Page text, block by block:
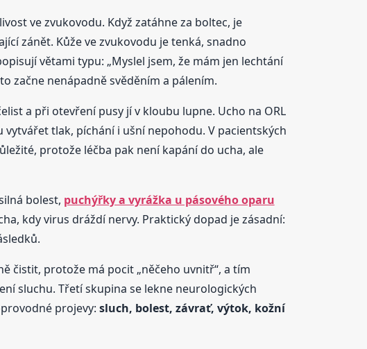
ve zvukovodu. Když zatáhne za boltec, je
zánět. Kůže ve zvukovodu je tenká, snadno
větami typu: „Myslel jsem, že mám jen lechtání
začne nenápadně svěděním a pálením.
a při otevření pusy jí v kloubu lupne. Ucho na ORL
tlak, píchání i ušní nepohodu. V pacientských
protože léčba pak není kapání do ucha, ale
bolest, puchýřky a vyrážka u pásového oparu
kdy virus dráždí nervy. Praktický dopad je zásadní:
čistit, protože má pocit „něčeho uvnitř“, a tím
sluchu. Třetí skupina se lekne neurologických
projevy: sluch, bolest, závrať, výtok, kožní